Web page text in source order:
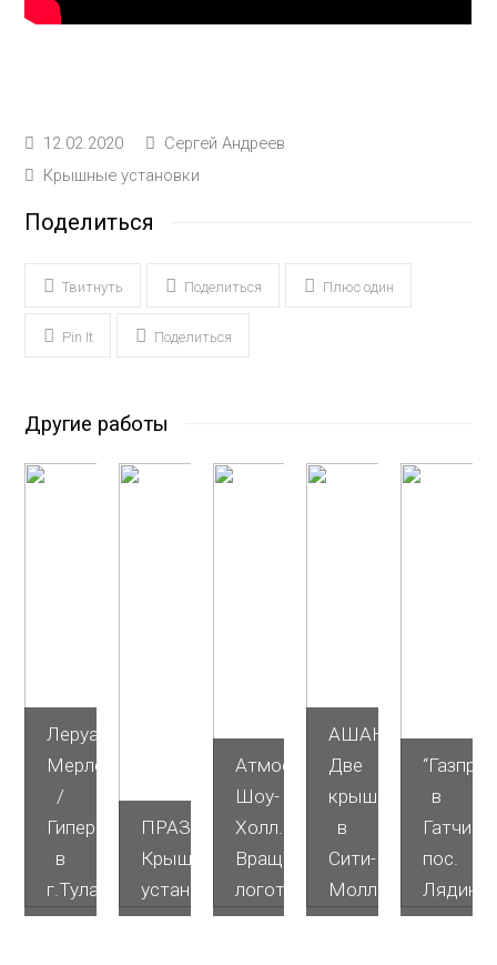
12.02.2020
Сергей Андреев
Крышные установки
Поделиться
Твитнуть Поделиться Плюс один
Pin It Поделиться
Другие работы
Леруа
Мерлен
/
Гипермаркет
в
г.Тула
ПРАЗДНИК.
Крышная
установка
Атмосфера.
Шоу-
Холл.
Вращающийся
логотип
АШАН.
Две
крыши
в
Сити-
Молле
в
Гатчине.
пос.
Лядино